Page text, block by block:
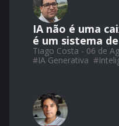
IA não é uma
é um sistema
Tiago Costa - 06 de
#IA Generativa #